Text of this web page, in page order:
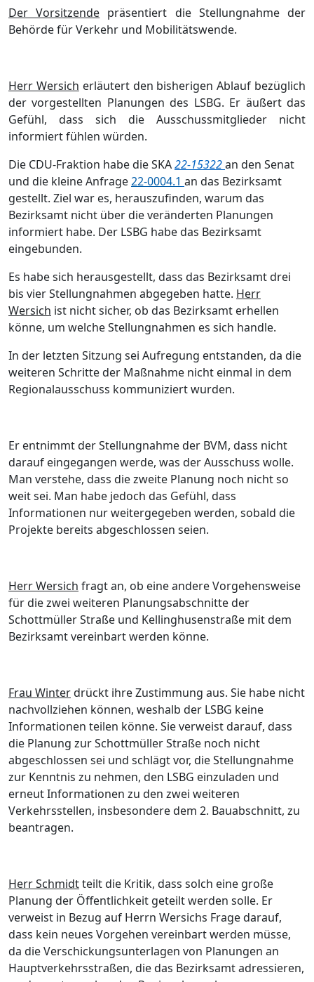
Der Vorsitzende präsentiert die Stellungnahme der
Behörde für Verkehr und Mobilitätswende.
Herr Wersich erläutert den bisherigen Ablauf bezüglich
der vorgestellten Planungen des LSBG. Er äußert das
Gefühl, dass sich die Ausschussmitglieder nicht
informiert fühlen würden.
Die CDU-Fraktion habe die SKA22-15322an den Senat
und die kleine Anfrage22-0004.1 an das Bezirksamt
gestellt. Ziel war es, herauszufinden, warum das
Bezirksamt nicht über die veränderten Planungen
informiert habe. Der LSBG habe das Bezirksamt
eingebunden.
Es habe sich herausgestellt, dass das Bezirksamt drei
bis vier Stellungnahmen abgegeben hatte. Herr
Wersich ist nicht sicher, ob das Bezirksamt erhellen
könne, um welche Stellungnahmen es sich handle.
In der letzten Sitzung sei Aufregung entstanden, da die
weiteren Schritte der Maßnahme nicht einmal in dem
Regionalausschuss kommuniziert wurden.
Er entnimmt der Stellungnahme der BVM, dass nicht
darauf eingegangen werde, was der Ausschuss wolle.
Man verstehe, dass die zweite Planung noch nicht so
weit sei. Man habe jedoch das Gefühl, dass
Informationen nur weitergegeben werden, sobald die
Projekte bereits abgeschlossen seien.
Herr Wersich fragt an, ob eine andere Vorgehensweise
für diezwei weiteren Planungsabschnitte der
Schottmüller Straße und Kellinghusenstraße mit dem
Bezirksamt vereinbart werden könne.
Frau Winterdrückt ihre Zustimmung aus. Sie habe nicht
nachvollziehen können, weshalb der LSBG keine
Informationen teilen könne. Sie verweist darauf, dass
die Planung zur Schottmüller Straße noch nicht
abgeschlossen sei und schlägt vor, die Stellungnahme
zur Kenntnis zu nehmen, den LSBG einzuladen und
erneut Informationen zu den zwei weiteren
Verkehrsstellen, insbesondere dem 2. Bauabschnitt, zu
beantragen.
Herr Schmidtteilt die Kritik, dass solch eine große
Planung der Öffentlichkeit geteilt werden solle. Er
verweist in Bezug auf Herrn Wersichs Frage darauf,
dass kein neues Vorgehen vereinbart werden müsse,
da die Verschickungsunterlagen von Planungen an
Hauptverkehrsstraßen, die das Bezirksamt adressieren,